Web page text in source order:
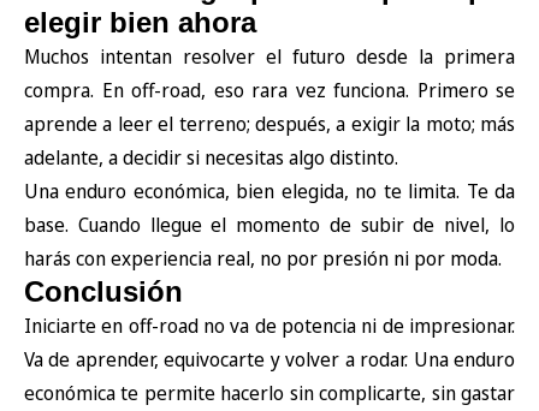
elegir bien ahora
Muchos intentan resolver el futuro desde la primera
compra. En off-road, eso rara vez funciona. Primero se
aprende a leer el terreno; después, a exigir la moto; más
adelante, a decidir si necesitas algo distinto.
Una enduro económica, bien elegida, no te limita. Te da
base. Cuando llegue el momento de subir de nivel, lo
harás con experiencia real, no por presión ni por moda.
Conclusión
Iniciarte en off-road no va de potencia ni de impresionar.
Va de aprender, equivocarte y volver a rodar. Una enduro
económica te permite hacerlo sin complicarte, sin gastar